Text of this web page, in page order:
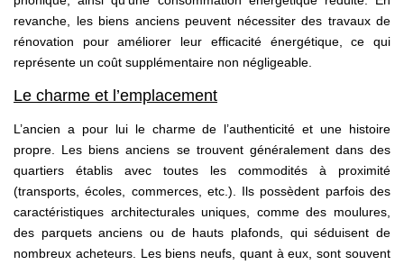
revanche, les biens anciens peuvent nécessiter des travaux de
rénovation pour améliorer leur efficacité énergétique, ce qui
représente un coût supplémentaire non négligeable.
Le charme et l’emplacement
L’ancien a pour lui le charme de l’authenticité et une histoire
propre. Les biens anciens se trouvent généralement dans des
quartiers établis avec toutes les commodités à proximité
(transports, écoles, commerces, etc.). Ils possèdent parfois des
caractéristiques architecturales uniques, comme des moulures,
des parquets anciens ou de hauts plafonds, qui séduisent de
nombreux acheteurs. Les biens neufs, quant à eux, sont souvent